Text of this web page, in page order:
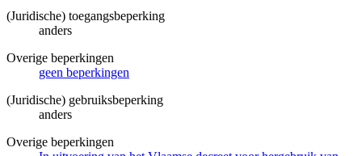
(Juridische) toegangsbeperking
anders
Overige beperkingen
geen beperkingen
(Juridische) gebruiksbeperking
anders
Overige beperkingen